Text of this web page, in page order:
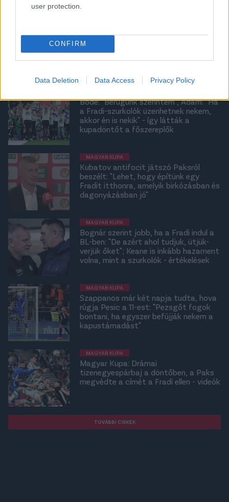
user protection.
CONFIRM
Data Deletion Data Access Privacy Policy
Szoboszlai különös éjszakai üzenete a
Fradi-Paks után: "Nem ismertek"
Böde: "Berúgunk szerintem", Ádám: "Ha
a Fradi-szurkolók üzenhetnek nekem,
akkor én is nekik" - így látták a
kupadöntőt a főszereplők
MAGYAR KUPA
Kubatov antifocit játszó Paksról
beszélt: "Lehet, hogy építünk egy
Fradit itthonra, amelyik birkózásban és
dagonyázásban jó"
MAGYAR KUPA
Bognár szerint jobb, ha a Fradi indul a
BL-ben: "De azért ahol tudjuk, ütjük-
verjük őket"; Keane is inkább hazament
volna, mint a szurkolók - értékelések
MAGYAR KUPA
Szappanos már két napja tudta, hova
rúgja Pesic a 11-est: "Pezsgőt fogok
bontani, ha egyszer befújják nekem a
kapustámadást"
MAGYAR KUPA
Magyar Kupa: Drámai
tizenegyespárbaj a döntőben, a Paks
megvédte a címét a Fradi ellen - videók
TOVÁBBI CIKKEK